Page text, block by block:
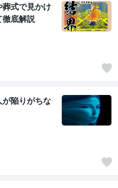
式で見かけ
徹底解説
が陥りがちな